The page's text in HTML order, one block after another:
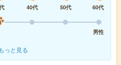
40代 50代
60代
男性
もっと見る